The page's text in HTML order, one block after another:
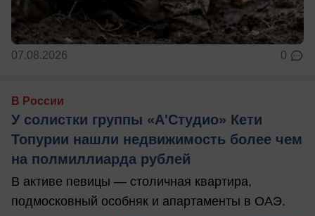
07.08.2026 0
В России
У солистки группы «А'Студио» Кети
Топурии нашли недвижимость более чем
на полмиллиарда рублей
В активе певицы — столичная квартира,
подмосковный особняк и апартаменты в ОАЭ.